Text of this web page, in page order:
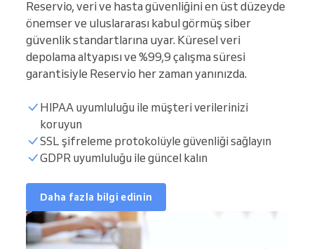
Reservio, veri ve hasta güvenliğini en üst düzeyde
önemser ve uluslararası kabul görmüş siber
güvenlik standartlarına uyar. Küresel veri
depolama altyapısı ve %99,9 çalışma süresi
garantisiyle Reservio her zaman yanınızda.
HIPAA uyumluluğu ile müşteri verilerinizi
koruyun
SSL şifreleme protokolüyle güvenliği sağlayın
GDPR uyumluluğu ile güncel kalın
Daha fazla bilgi edinin